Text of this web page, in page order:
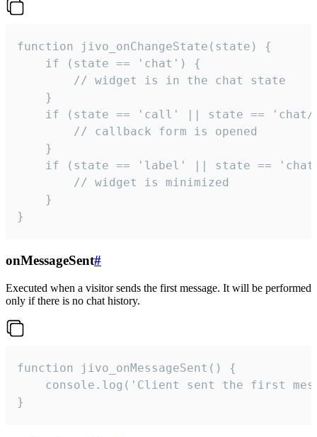
function jivo_onChangeState(state) {
    if (state == 'chat') {
        // widget is in the chat state
    }
if (state == 'call' || state ==
        // callback form is opened
    }
if (state == 'label' || state ==
        // widget is minimized
    }
}
onMessageSent#
Executed when a visitor sends the first message. It will be performed
only if there is no chat history.
function jivo_onMessageSent() {
console.log('Client sent the first
}